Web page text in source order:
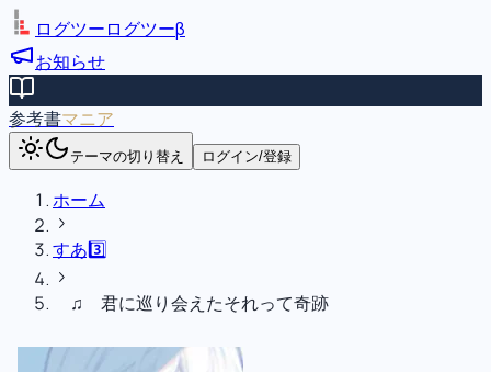
ログツーログツーβ
お知らせ
参考書マニア
テーマの切り替え ログイン/登録
ホーム
すあ3️⃣
♫ 君に巡り会えたそれって奇跡